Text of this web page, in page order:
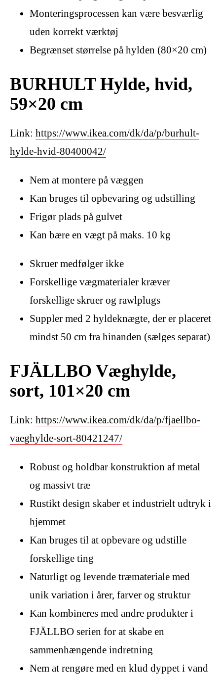
Monteringsprocessen kan være besværlig
uden korrekt værktøj
Begrænset størrelse på hylden (80×20 cm)
BURHULT Hylde, hvid,
59×20 cm
Link: https://www.ikea.com/dk/da/p/burhult-
hylde-hvid-80400042/
Nem at montere på væggen
Kan bruges til opbevaring og udstilling
Frigør plads på gulvet
Kan bære en vægt på maks. 10 kg
Skruer medfølger ikke
Forskellige vægmaterialer kræver
forskellige skruer og rawlplugs
Suppler med 2 hyldeknægte, der er placeret
mindst 50 cm fra hinanden (sælges separat)
FJÄLLBO Væghylde,
sort, 101×20 cm
Link: https://www.ikea.com/dk/da/p/fjaellbo-
vaeghylde-sort-80421247/
Robust og holdbar konstruktion af metal
og massivt træ
Rustikt design skaber et industrielt udtryk i
hjemmet
Kan bruges til at opbevare og udstille
forskellige ting
Naturligt og levende træmateriale med
unik variation i årer, farver og struktur
Kan kombineres med andre produkter i
FJÄLLBO serien for at skabe en
sammenhængende indretning
Nem at rengøre med en klud dyppet i vand